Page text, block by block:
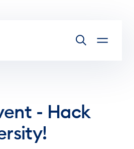
- Hack